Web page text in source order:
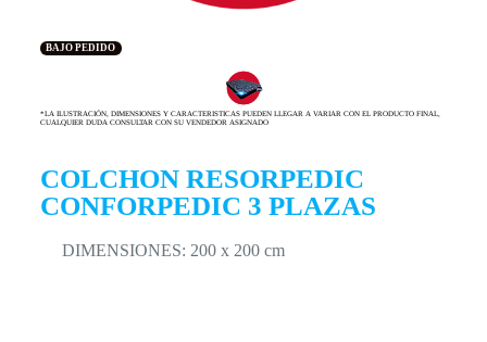
BAJO PEDIDO
*LA ILUSTRACIÓN, DIMENSIONES Y CARACTERISTICAS PUEDEN LLEGAR A VARIAR CON EL PRODUCTO FINAL,
CUALQUIER DUDA CONSULTAR CON SU VENDEDOR ASIGNADO
COLCHON RESORPEDIC
CONFORPEDIC 3 PLAZAS
DIMENSIONES: 200 x 200 cm